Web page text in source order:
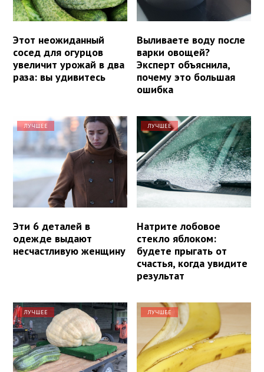
Этот неожиданный
сосед для огурцов
увеличит урожай в два
раза: вы удивитесь
Выливаете воду после
варки овощей?
Эксперт объяснила,
почему это большая
ошибка
ЛУЧШЕЕ
Эти 6 деталей в
одежде выдают
несчастливую женщину
ЛУЧШЕЕ
Натрите лобовое
стекло яблоком:
будете прыгать от
счастья, когда увидите
результат
ЛУЧШЕЕ ЛУЧШЕЕ